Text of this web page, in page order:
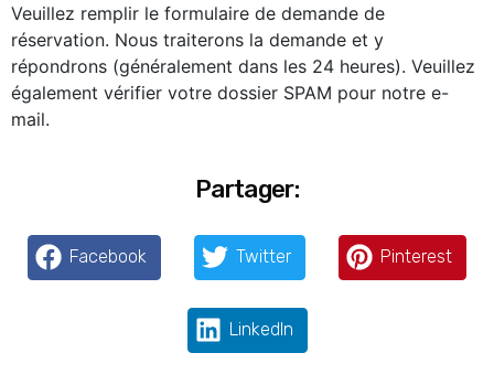
Veuillez remplir le formulaire de demande de
réservation. Nous traiterons la demande et y
répondrons (généralement dans les 24 heures). Veuillez
également vérifier votre dossier SPAM pour notre e-
mail.
Partager:
Facebook Twitter Pinterest
LinkedIn